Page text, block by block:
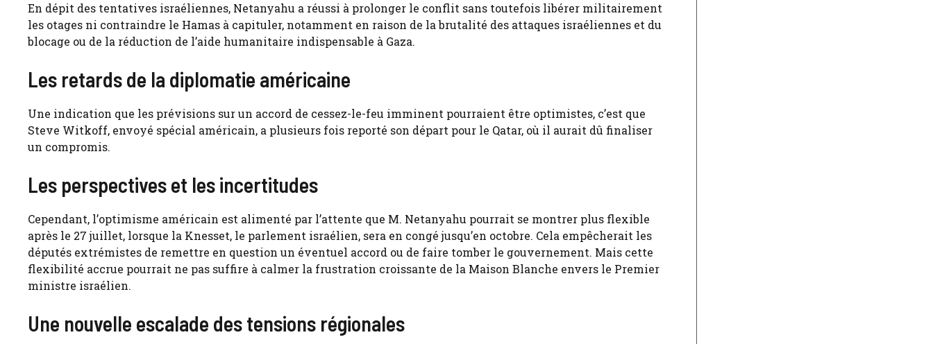
En dépit des tentatives israéliennes, Netanyahu a réussi à prolonger le conflit sans toutefois libérer militairement
les otages ni contraindre le Hamas à capituler, notamment en raison de la brutalité des attaques israéliennes et du
blocage ou de la réduction de l’aide humanitaire indispensable à Gaza.
Les retards de la diplomatie américaine
Une indication que les prévisions sur un accord de cessez-le-feu imminent pourraient être optimistes, c’est que
Steve Witkoff, envoyé spécial américain, a plusieurs fois reporté son départ pour le Qatar, où il aurait dû finaliser
un compromis.
Les perspectives et les incertitudes
Cependant, l’optimisme américain est alimenté par l’attente que M. Netanyahu pourrait se montrer plus flexible
après le 27 juillet, lorsque la Knesset, le parlement israélien, sera en congé jusqu’en octobre. Cela empêcherait les
députés extrémistes de remettre en question un éventuel accord ou de faire tomber le gouvernement. Mais cette
flexibilité accrue pourrait ne pas suffire à calmer la frustration croissante de la Maison Blanche envers le Premier
ministre israélien.
Une nouvelle escalade des tensions régionales